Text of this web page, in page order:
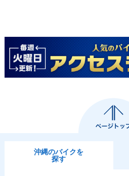
沖縄のバイクを
探す